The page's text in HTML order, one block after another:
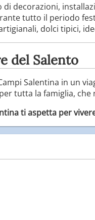
decorazioni,
tutto il periodo
dolci tipici,
del Salento
Salentina in un
tutta la famiglia,
ti aspetta per